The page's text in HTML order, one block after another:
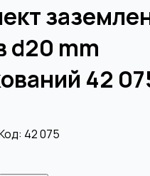
d20 mm
42
42 075